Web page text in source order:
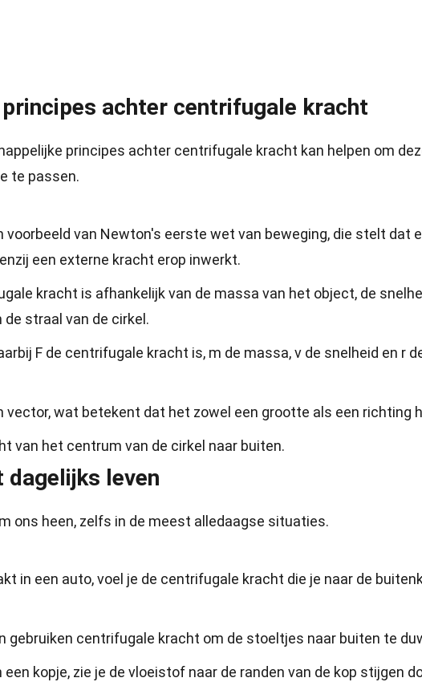
achter centrifugale kracht
principes achter centrifugale kracht kan helpen om
te passen.
voorbeeld van Newton's eerste wet van beweging, die stelt dat
een externe kracht erop inwerkt.
kracht is afhankelijk van de massa van het object, de
straal van de cirkel.
F de centrifugale kracht is, m de massa, v de snelheid en r
vector, wat betekent dat het zowel een grootte als een richting
van het centrum van de cirkel naar buiten.
dagelijks leven
ons heen, zelfs in de meest alledaagse situaties.
in een auto, voel je de centrifugale kracht die je naar de
gebruiken centrifugale kracht om de stoeltjes naar buiten te
kopje, zie je de vloeistof naar de randen van de kop stijgen